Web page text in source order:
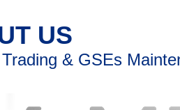
US
& GSEs